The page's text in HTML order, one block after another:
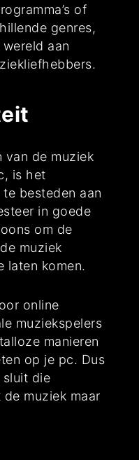
of
genres,
aan
van de muziek
is het
besteden aan
in goede
om de
muziek
laten komen.
online
muziekspelers
manieren
op je pc. Dus
sluit die
muziek maar